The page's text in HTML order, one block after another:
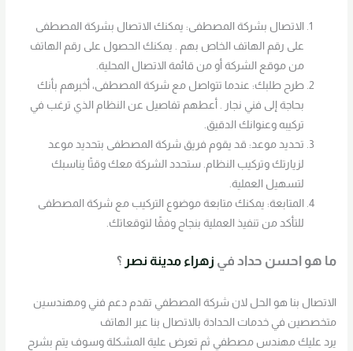
الاتصال بشركة المصطفى: يمكنك الاتصال بشركة المصطفى
على رقم الهاتف الخاص بهم . يمكنك الحصول على رقم الهاتف
من موقع الشركة أو من قائمة الاتصال المحلية.
طرح طلبك: عندما تتواصل مع شركة المصطفى، أخبرهم بأنك
بحاجة إلى فني نجار . أعطهم تفاصيل عن النظام الذي ترغب في
تركيبه وعنوانك الدقيق.
تحديد موعد: قد يقوم فريق شركة المصطفى بتحديد موعد
لزيارتك وتركيب النظام. ستحدد الشركة معك وقتًا يناسبك
لتسهيل العملية.
المتابعة: يمكنك متابعة موضوع التركيب مع شركة المصطفى
للتأكد من تنفيذ العملية بنجاح وفقًا لتوقعاتك.
ما هو احسن حداد في زهراء مدينة نصر ؟
الاتصال بنا هو الحل لان شركة المصطفي تقدم دعم فني ومهندسين
متخصصين في خدمات الحدادة بالاتصال بنا عبر الهاتف
يرد عليك مهندس مصطفي ثم تعرض علية المشكلة وسوف يتم بشرح